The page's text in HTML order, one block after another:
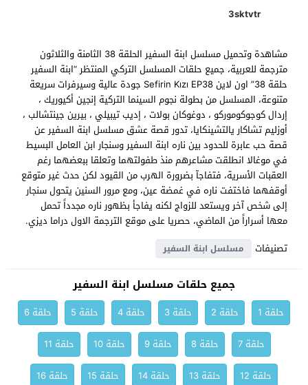
3sktvtr
مشاهدة وتحميل مسلسل ابنة السفير الحلقة 38 الثامنة والثلاثون
مترجمة للعربية، جميع حلقات المسلسل التركي المنتظر “ابنة السفير
حلقة 38” اون لاين Sefirin Kızı EP38 جودة عالية وسيرفرات سريعة
متنوعة، المسلسل من بطولة نجوم السينما التركية إنجين أكيوريك ،
إردال كوجوكوموركو ، دوغوكان بولات ، إديب تيبيلي ، بيرين جينتشالب ،
أوزليم تشاكار يالتشينكايا، تدور قصة عشق مسلسل ابنة السفير عن
قصة حب عابرة للحدود بين ناره ابنة السفير وسنجار ابن العامل البسيط
في موغالا انطلقت مشاعرهم منذ طفولتهما وتعلقا ببعضهما رغم
العقبات الأسرية، فتفاجآ بضرورة الهرب من القيود لكن حدث غير متوقع
أوقفهما فاختفت ناره في غمضة عين، ومع مرور السنين يتحول سنجار
إلى شخص آخر ويستعد للزواج لكنه يفاجأ بظهور ناره مجدداً تحمل
معها أسراراً من الماضي، حصريا على موقع الترجمة الاول دراما ديزي.
تصنيفات
مسلسل ابنة السفير
جميع حلقات مسلسل ابنة السفير
حلقة 1 حلقة 2 حلقة 3 حلقة 4 حلقة 5
حلقة 6
حلقة 7
حلقة 8 حلقة 9 حلقة 10
حلقة 11
حلقة 12
حلقة 13 حلقة 14 حلقة 15
حلقة 16